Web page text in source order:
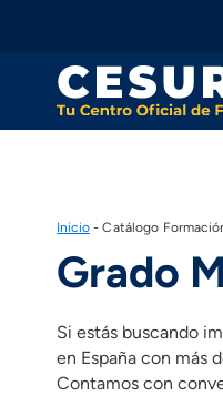
Inicio-Catálogo
Grado
Si estás buscando
en España con más
Contamos con